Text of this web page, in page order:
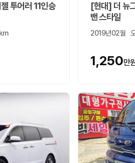
투어러 11인승
[현대] 더 뉴
밴 스타일
2019년02월
1,250만